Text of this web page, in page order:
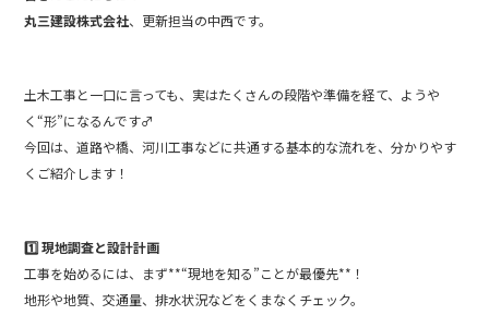
c
b
o
o
k
itt e
丸三建設株式会社、更新担当の中西です。
土木工事と一口に言っても、実はたくさんの段階や準備を経て、ようや
く“形”になるんです‍♂️
今回は、道路や橋、河川工事などに共通する基本的な流れを、分かりやす
くご紹介します！
1️⃣ 現地調査と設計計画
工事を始めるには、まず**“現地を知る”ことが最優先**！
地形や地質、交通量、排水状況などをくまなくチェック。